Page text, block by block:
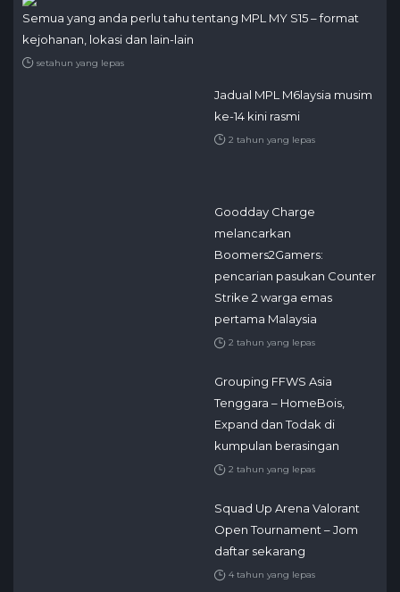
Semua yang anda perlu tahu tentang MPL MY S15 – format
kejohanan, lokasi dan lain-lain
setahun yang lepas
Jadual MPL M6laysia musim
ke-14 kini rasmi
2 tahun yang lepas
Goodday Charge
melancarkan
Boomers2Gamers:
pencarian pasukan Counter
Strike 2 warga emas
pertama Malaysia
2 tahun yang lepas
Grouping FFWS Asia
Tenggara – HomeBois,
Expand dan Todak di
kumpulan berasingan
2 tahun yang lepas
Squad Up Arena Valorant
Open Tournament – Jom
daftar sekarang
4 tahun yang lepas